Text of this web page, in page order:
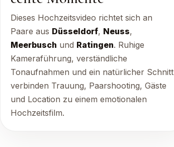
Dieses Hochzeitsvideo richtet sich an
Paare aus Düsseldorf, Neuss,
Meerbusch und Ratingen. Ruhige
Kameraführung, verständliche
Tonaufnahmen und ein natürlicher Schnitt
verbinden Trauung, Paarshooting, Gäste
und Location zu einem emotionalen
Hochzeitsfilm.